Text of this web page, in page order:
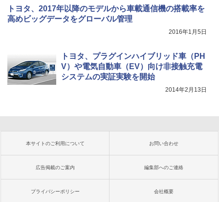
トヨタ、2017年以降のモデルから車載通信機の搭載率を
高めビッグデータをグローバル管理
2016年1月5日
トヨタ、プラグインハイブリッド車（PH
V）や電気自動車（EV）向け非接触充電
システムの実証実験を開始
2014年2月13日
本サイトのご利用について お問い合わせ
広告掲載のご案内 編集部へのご連絡
プライバシーポリシー 会社概要